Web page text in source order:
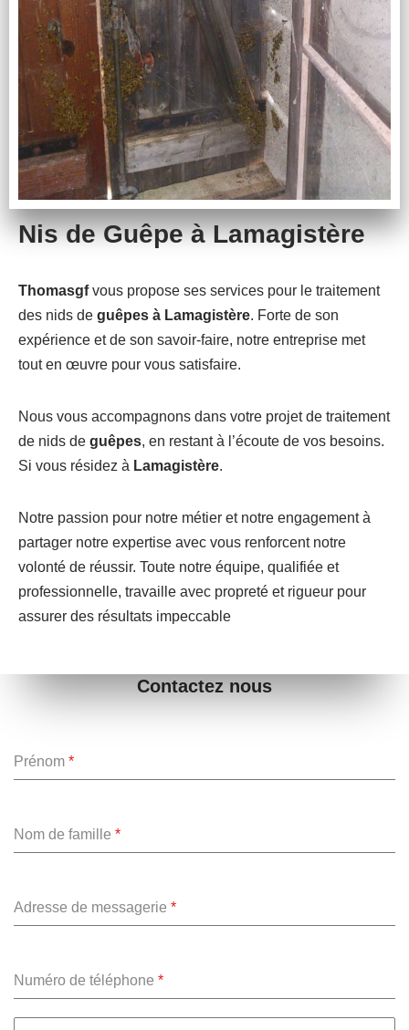
Nis de Guêpe à Lamagistère
Thomasgfvous propose ses services pour le traitement
des nids de guêpes à Lamagistère. Forte de son
expérience et de son savoir-faire, notre entreprise met
tout en œuvre pour vous satisfaire.
Nous vous accompagnons dans votre projet de traitement
de nids de guêpes, en restant à l’écoute de vos besoins.
Si vous résidez à Lamagistère.
Notre passion pour notre métier et notre engagement à
partager notre expertise avec vous renforcent notre
volonté de réussir. Toute notre équipe, qualifiée et
professionnelle, travaille avec propreté et rigueur pour
assurer des résultats impeccable
Contactez nous
Prénom *
Nom de famille *
Adresse de messagerie *
Numéro de téléphone *